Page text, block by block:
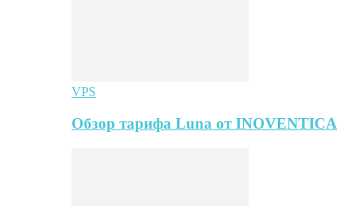
VPS
Обзор тарифа Luna от INOVENTICA